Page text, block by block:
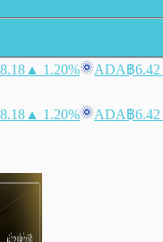
▲ 1.20% ADA฿6.42
▲ 1.20% ADA฿6.42